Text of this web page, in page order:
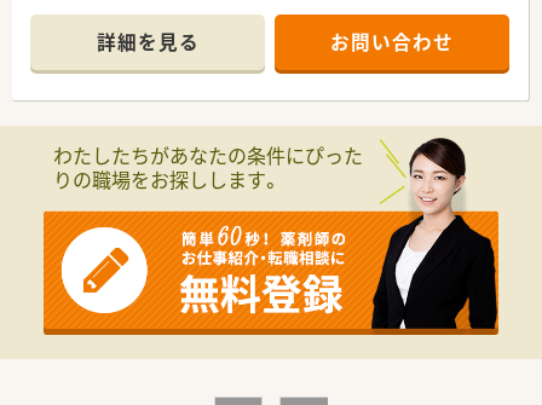
れる代表者のもとで就業できます。社員の働き方にも柔軟に対
応してくださり、腰を据えて１店舗でご就業の希望や、ラウンダ
ーとして各店舗を回りたいなど、社員の働きやすさを重視してい
ます。
総合病院の門前で幅広い処方に触れられる店舗です。1日あたり
40枚ほど処方箋を応需。在宅医療も実施しており、患者様のご希
望に沿って対応されています。患者様とのコミュニケーション
を大事にしていただける方歓迎します！
≪スキルアップサポートあり！≫
幅広い年齢層の薬剤師が在籍しております。中途採用の場合、
OJTで研修を実施し、丁寧にサポートいたします。経験豊富な薬
剤師の意見やノウハウを学べます。忙しくて質問しづらい、とい
う内容で悩まれている方にはお勧めの薬局です。
≪こんな方におススメ≫
詳細を見る お問い合わせ
わたしたちがあなたの条件にぴった
りの職場をお探しします。